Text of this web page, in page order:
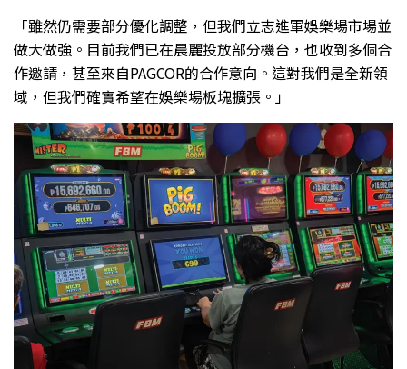
「雖然仍需要部分優化調整，但我們立志進軍娛樂場市場並
做大做強。目前我們已在晨麗投放部分機台，也收到多個合
作邀請，甚至來自PAGCOR的合作意向。這對我們是全新領
域，但我們確實希望在娛樂場板塊擴張。」